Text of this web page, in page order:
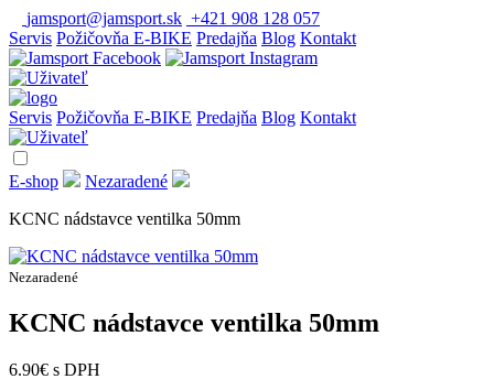
jamsport@jamsport.sk +421 908 128 057
Servis Požičovňa E-BIKE Predajňa Blog Kontakt
Servis Požičovňa E-BIKE Predajňa Blog Kontakt
E-shop
Nezaradené
KCNC nádstavce ventilka 50mm
Nezaradené
KCNC nádstavce ventilka 50mm
6.90€ s DPH